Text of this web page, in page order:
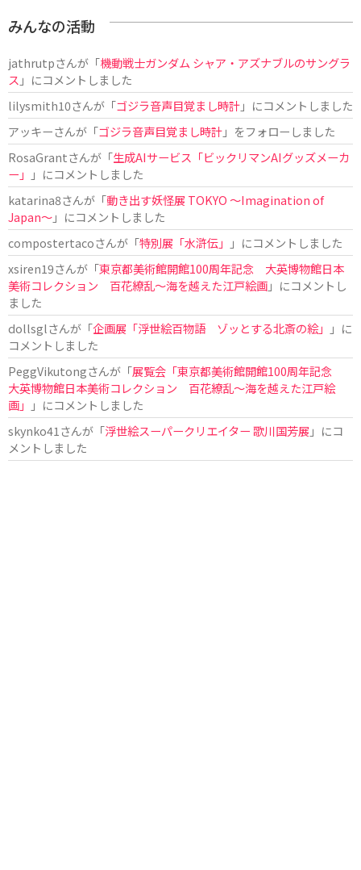
みんなの活動
jathrutpさんが「機動戦士ガンダム シャア・アズナブルのサングラ
ス 」にコメントしました
lilysmith10さんが「ゴジラ音声目覚まし時計」にコメントしました
アッキーさんが「ゴジラ音声目覚まし時計」をフォローしました
RosaGrantさんが「生成AIサービス「ビックリマンAIグッズメーカ
ー」
」にコメントしました
katarina8さんが「動き出す妖怪展 TOKYO 〜Imagination of
Japan〜」にコメントしました
compostertacoさんが「特別展「水滸伝」
」にコメントしました
xsiren19さんが「東京都美術館開館100周年記念 大英博物館日本
美術コレクション 百花繚乱～海を越えた江戸絵画」にコメントし
ました
dollsglさんが「企画展「浮世絵百物語 ゾッとする北斎の絵」
」に
コメントしました
PeggVikutongさんが「展覧会「東京都美術館開館100周年記念
大英博物館日本美術コレクション 百花繚乱〜海を越えた江戸絵
画」
」にコメントしました
skynko41 さんが「浮世絵スーパークリエイター 歌川国芳展 」にコ
メントしました